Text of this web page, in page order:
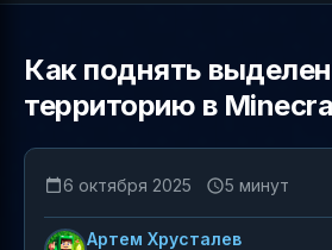
Как поднять
территорию в
6 октября 2025 5 минут
Артем Хрусталев